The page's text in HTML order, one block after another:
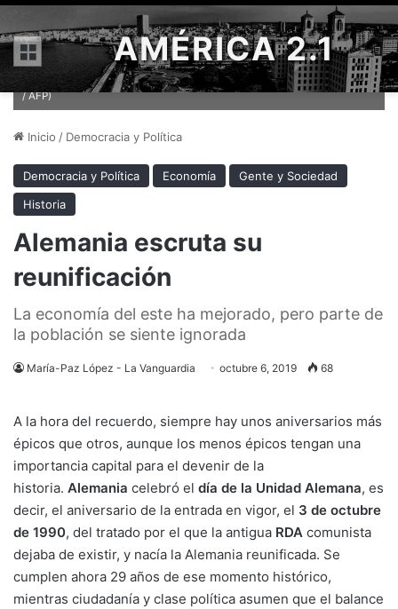
Menú AMÉRICA 2.1
La canciller alemana, Angela Merkel, en el acto conmemorativo del
día de la Unidad Alemana, en la ciudad de Kiel (CHRISTIAN CHARISIUS
/ AFP)
Inicio / Democracia y Política
Democracia y Política Economía
Gente y Sociedad
Historia
Alemania escruta su
reunificación
La economía del este ha mejorado, pero parte de
la población se siente ignorada
María-Paz López - La Vanguardia octubre 6, 2019 68
A la hora del recuerdo, siempre hay unos aniversarios más
épicos que otros, aunque los menos épicos tengan una
importancia capital para el devenir de la
historia. Alemania celebró el día de la Unidad Alemana, es
decir, el aniversario de la entrada en vigor, el 3 de octubre
de 1990, del tratado por el que la antigua RDA comunista
dejaba de existir, y nacía la Alemania reunificada. Se
cumplen ahora 29 años de ese momento histórico,
mientras ciudadanía y clase política asumen que el balance